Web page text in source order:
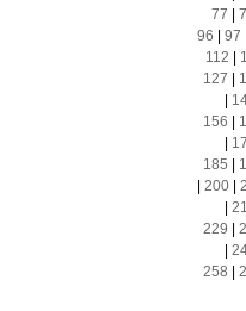
77
96
97
112
127
156
185
200|
229
258